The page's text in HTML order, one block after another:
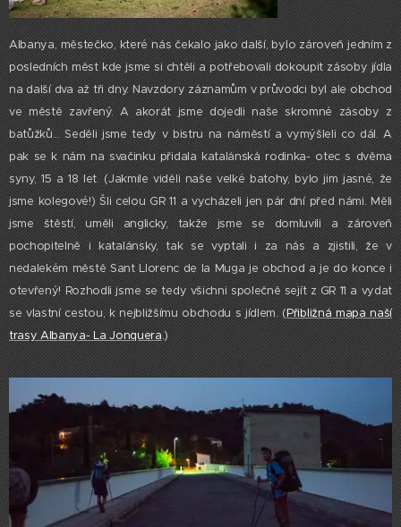
Albanya, městečko, které nás čekalo jako další, bylo zároveň jedním z
posledních měst kde jsme si chtěli a potřebovali dokoupit zásoby jídla
na další dva až tři dny. Navzdory záznamům v průvodci byl ale obchod
ve městě zavřený. A akorát jsme dojedli naše skromné zásoby z
batůžků... Seděli jsme tedy v bistru na náměstí a vymýšleli co dál. A
pak se k nám na svačinku přidala katalánská rodinka- otec s dvěma
syny, 15 a 18 let. (Jakmile viděli naše velké batohy, bylo jim jasné, že
jsme kolegové!) Šli celou GR 11 a vycházeli jen pár dní před námi. Měli
jsme štěstí, uměli anglicky, takže jsme se domluvili a zároveň
pochopitelně i katalánsky, tak se vyptali i za nás a zjistili, že v
nedalekém městě Sant Llorenc de la Muga je obchod a je do konce i
otevřený! Rozhodli jsme se tedy všichni společně sejít z GR 11 a vydat
se vlastní cestou, k nejbližšímu obchodu s jídlem. (Přibližná mapa naší
trasy Albanya- La Jonquera.)